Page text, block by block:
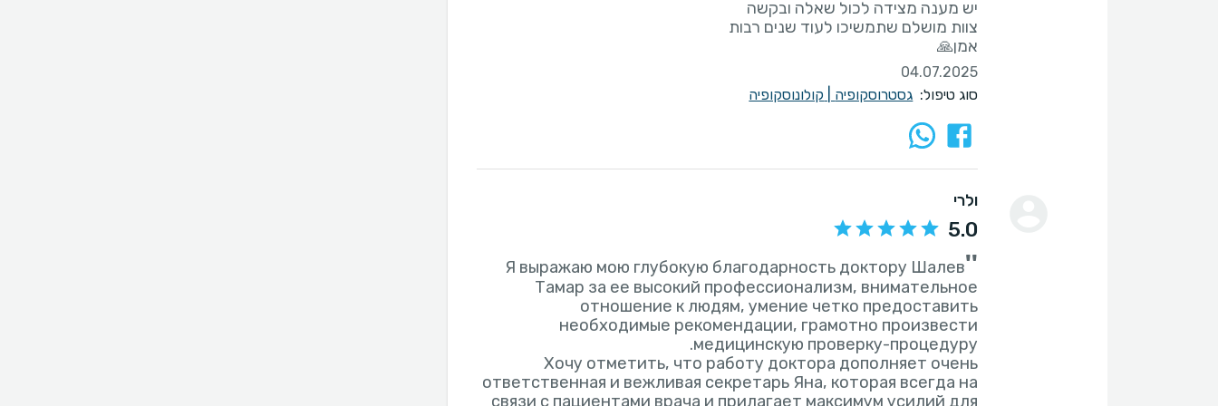
אמן🙏
04.07.2025
סוג טיפול: גסטרוסקופיה קולונוסקופיה
ולרי
5.0
''
Я выражаю мою глубокую благодарность доктору Шалев
Тамар за ее высокий профессионализм, внимательное
отношение к людям, умение четко предоставить
необходимые рекомендации, грамотно произвести
Хочу отметить, что работу доктора дополняет очень
ответственная и вежливая секретарь Яна, которая всегда на
связи с пациентами врача и прилагает максимум усилий для